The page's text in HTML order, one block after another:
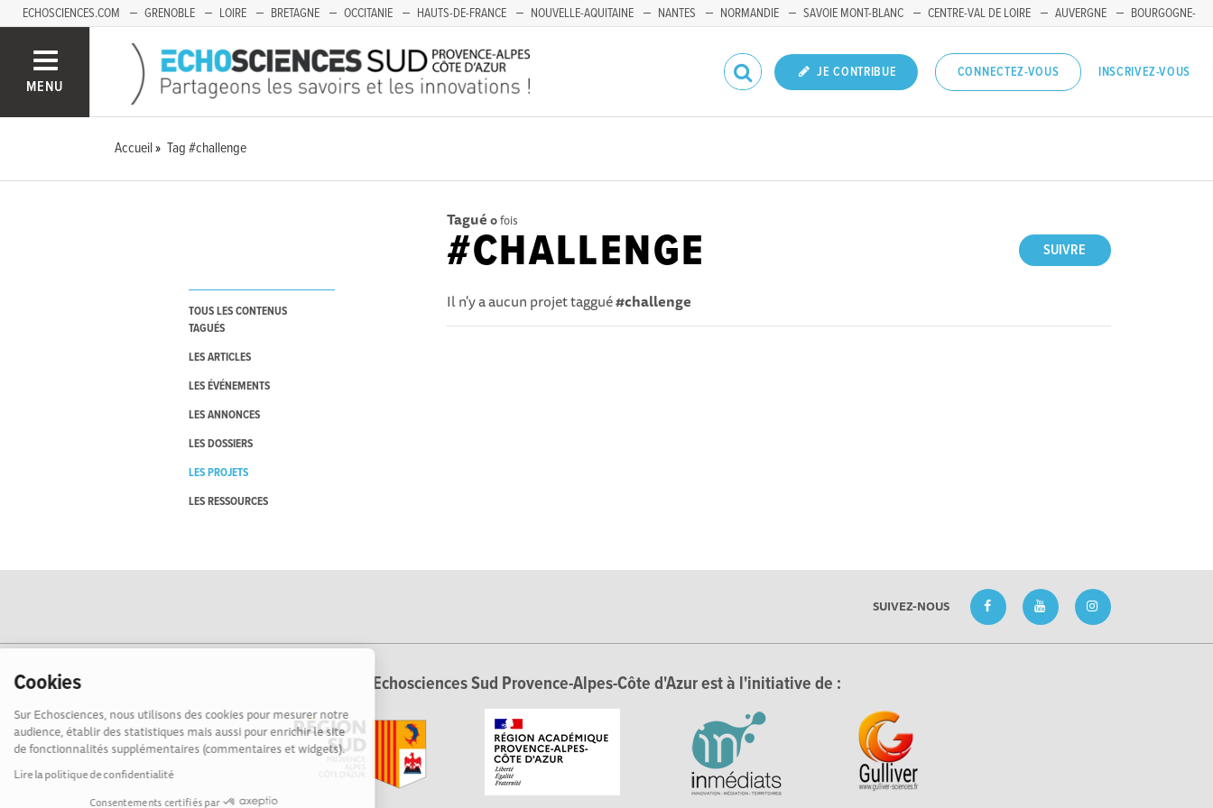
Cookies
Sur Echosciences, nous utilisons des cookies pour mesurer notre
audience, établir des statistiques mais aussi pour enrichir le site
de fonctionnalités supplémentaires (commentaires et widgets).
Lire la politique de confidentialité
Consentements certifiés par
ECHOSCIENCES.COM GRENOBLE LOIRE BRETAGNE OCCITANIE HAUTS-DE-FRANCE NOUVELLE-AQUITAINE NANTES NORMANDIE SAVOIE MONT-BLANC CENTRE-VAL DE LOIRE AUVERGNE
BOURGOGNE-
MENU
JE CONTRIBUE CONNECTEZ-VOUS INSCRIVEZ-VOUS
Accueil Tag #challenge
TOUS LES CONTENUS
TAGUÉS
LES ARTICLES
LES ÉVÉNEMENTS
LES ANNONCES
LES DOSSIERS
LES PROJETS
LES RESSOURCES
Tagué 0fois
SUIVRE
#CHALLENGE
Il n'y a aucun projet taggué#challenge
SUIVEZ-NOUS
Echosciences Sud Provence-Alpes-Côte d'Azur est à l'initiative de :